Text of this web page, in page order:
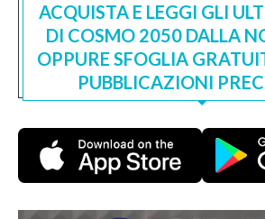
ACQUISTA E LEGGI GLI
DI COSMO 2050 DALLA
OPPURE SFOGLIA
PUBBLICAZIONI